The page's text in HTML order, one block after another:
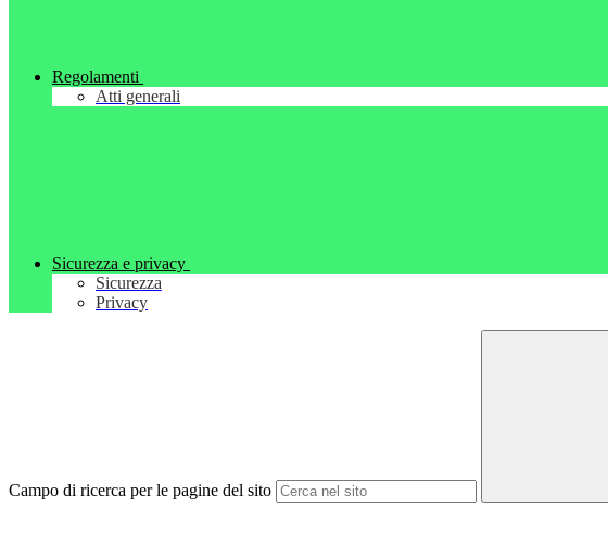
Regolamenti
Atti generali
Sicurezza e privacy
Sicurezza
Privacy
Campo di ricerca per le pagine del sito